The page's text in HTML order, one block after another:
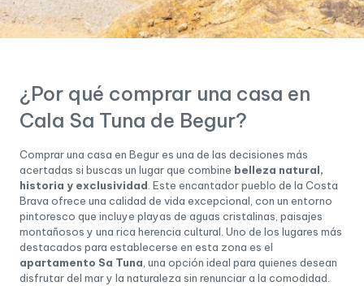
¿Por qué comprar una casa en
Cala Sa Tuna de Begur?
Comprar una casa en Begur es una de las decisiones más
acertadas si buscas un lugar que combine belleza natural,
historia y exclusividad . Este encantador pueblo de la Costa
Brava ofrece una calidad de vida excepcional, con un entorno
pintoresco que incluye playas de aguas cristalinas, paisajes
montañosos y una rica herencia cultural. Uno de los lugares más
destacados para establecerse en esta zona es el
apartamento Sa Tuna , una opción ideal para quienes desean
disfrutar del mar y la naturaleza sin renunciar a la comodidad.